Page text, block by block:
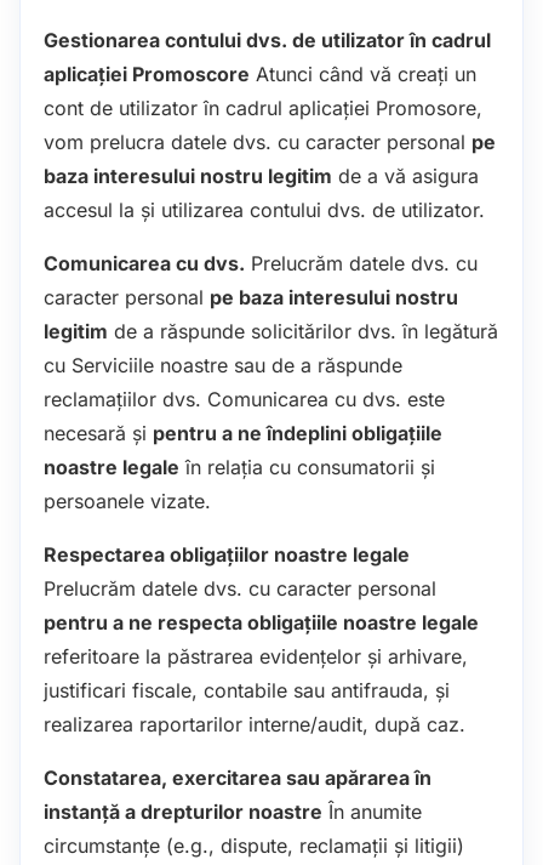
Gestionarea contului dvs. de utilizator în cadrul
aplicației Promoscore Atunci când vă creați un
cont de utilizator în cadrul aplicației Promosore,
vom prelucra datele dvs. cu caracter personal pe
baza interesului nostru legitim de a vă asigura
accesul la și utilizarea contului dvs. de utilizator.
Comunicarea cu dvs. Prelucrăm datele dvs. cu
caracter personal pe baza interesului nostru
legitim de a răspunde solicitărilor dvs. în legătură
cu Serviciile noastre sau de a răspunde
reclamațiilor dvs. Comunicarea cu dvs. este
necesară și pentru a ne îndeplini obligațiile
noastre legale în relația cu consumatorii și
persoanele vizate.
Respectarea obligațiilor noastre legale
Prelucrăm datele dvs. cu caracter personal
pentru a ne respecta obligațiile noastre legale
referitoare la păstrarea evidențelor și arhivare,
justificari fiscale, contabile sau antifrauda, și
realizarea raportarilor interne/audit, după caz.
Constatarea, exercitarea sau apărarea în
instanță a drepturilor noastre În anumite
circumstanțe (e.g., dispute, reclamații și litigii)